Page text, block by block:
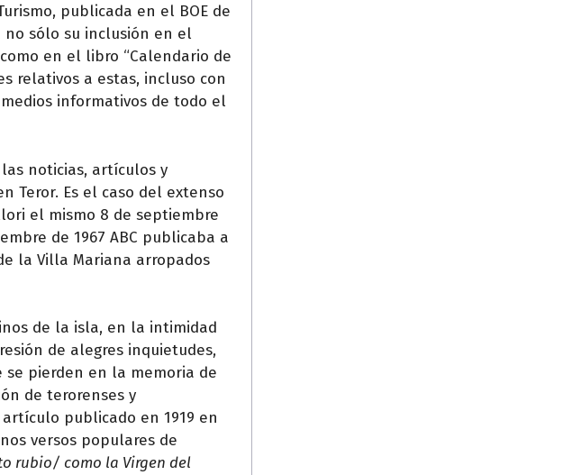
publicada en el BOE de
no sólo su inclusión en el
en el libro “Calendario de
relativos a estas, incluso con
informativos de todo el
noticias, artículos y
Teror. Es el caso del extenso
el mismo 8 de septiembre
de 1967 ABC publicaba a
la Villa Mariana arropados
de la isla, en la intimidad
de alegres inquietudes,
pierden en la memoria de
de terorenses y
publicado en 1919 en
versos populares de
rubio/ como la Virgen del